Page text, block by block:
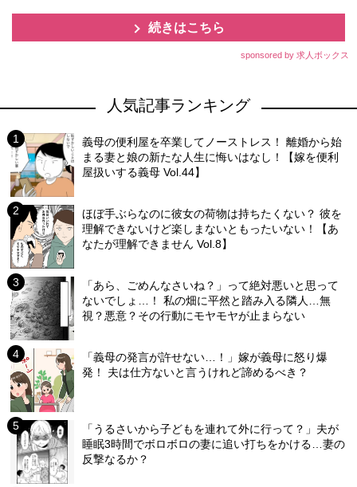
続きはこちら
sponsored by 求人ボックス
人気記事ランキング
義母の便利屋を卒業してノーストレス！ 離婚から始
まる妻と娘の新たな人生に悔いはなし！【嫁を便利
屋扱いする義母 Vol.44】
ほぼ手ぶらなのに彼女の荷物は持ちたくない？ 彼を
理解できないけど楽しまないともったいない！【あ
なたが理解できません Vol.8】
「あら、ごめんなさいね？」って絶対悪いと思って
ないでしょ…！ 私の畑に平然と踏み入る隣人…無
視？悪意？その行動にモヤモヤが止まらない
「義母の発言が許せない…！」嫁が義母に怒り爆
発！ 夫は仕方ないと言うけれど諦めるべき？
「うるさいから子どもを連れて外に行って？」夫が
睡眠3時間でボロボロの妻に追い打ちをかける…妻の
反撃なるか？